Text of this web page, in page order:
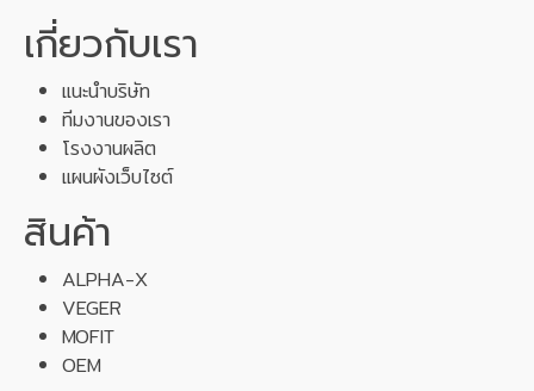
เกี่ยวกับเรา
แนะนำบริษัท
ทีมงานของเรา
โรงงานผลิต
แผนผังเว็บไซต์
สินค้า
ALPHA-X
VEGER
MOFIT
OEM